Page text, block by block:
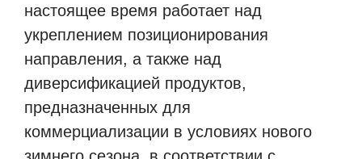
настоящее время работает над
укреплением позиционирования
направления, а также над
диверсификацией продуктов,
предназначенных для
коммерциализации в условиях нового